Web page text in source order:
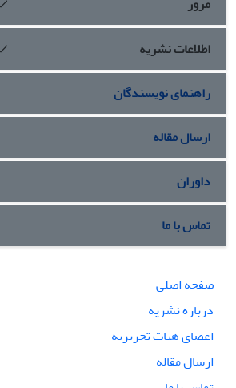
اطلاعات نشریه
راهنمای نویسندگان
ارسال مقاله
داوران
تماس با ما
صفحه اصلی
درباره نشریه
اعضای هیات تحریریه
ارسال مقاله